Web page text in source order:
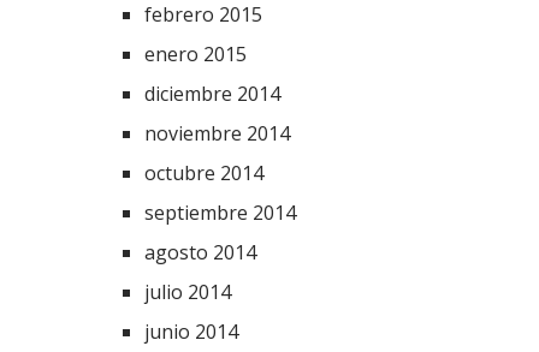
febrero 2015
enero 2015
diciembre 2014
noviembre 2014
octubre 2014
septiembre 2014
agosto 2014
julio 2014
junio 2014